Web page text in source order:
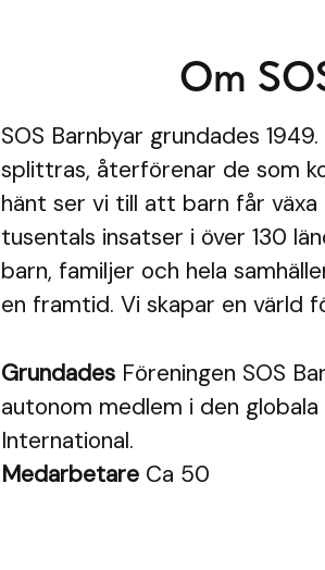
Om
SOS Barnbyar grundades
splittras, återförenar de som
hänt ser vi till att barn får
tusentals insatser i över 130
barn, familjer och hela
en framtid. Vi skapar en värld
Grundades Föreningen SOS
autonom medlem i den
International.
Medarbetare Ca 50